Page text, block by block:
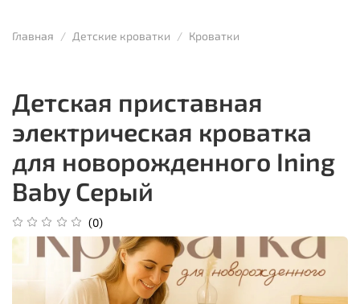
Главная Детские кроватки Кроватки
Детская приставная
электрическая кроватка
для новорожденного Ining
Baby Серый
(0)